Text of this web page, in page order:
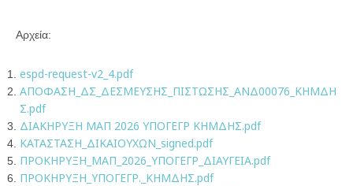
Αρχεία:
espd-request-v2_4.pdf
ΑΠΟΦΑΣΗ_ΔΣ_ΔΕΣΜΕΥΣΗΣ_ΠΙΣΤΩΣΗΣ_ΑΝΔ00076_ΚΗΜΔΗ
Σ.pdf
ΔΙΑΚΗΡΥΞΗ ΜΑΠ 2026 ΥΠΟΓΕΓΡ ΚΗΜΔΗΣ.pdf
ΚΑΤΑΣΤΑΣΗ_ΔΙΚΑΙΟΥΧΩΝ_signed.pdf
ΠΡΟΚΗΡΥΞΗ_ΜΑΠ_2026_ΥΠΟΓΕΓΡ_ΔΙΑΥΓΕΙΑ.pdf
ΠΡΟΚΗΡΥΞΗ_ΥΠΟΓΕΓΡ._ΚΗΜΔΗΣ.pdf